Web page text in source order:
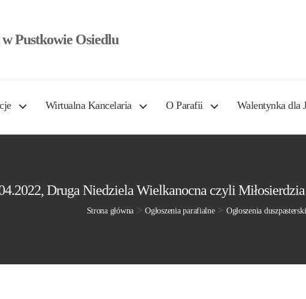
Pustkowie Osiedlu
Wirtualna Kancelaria O Parafii Walentynka dla
Druga Niedziela Wielkanocna czyli
Strona główna >Ogłoszenia parafialne> Ogłoszenia